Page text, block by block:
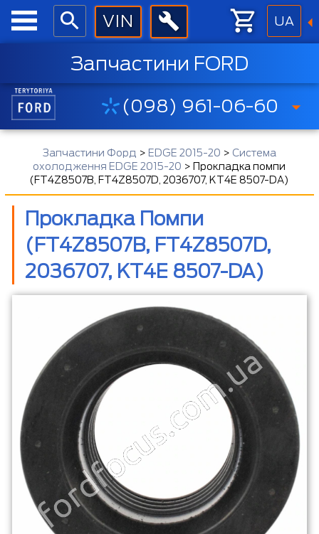
UA
Запчастини FORD
(098) 961-06-60
Запчастини Форд > EDGE 2015-20 > Система
охолодження EDGE 2015-20 > Прокладка помпи
(FT4Z8507B, FT4Z8507D, 2036707, KT4E 8507-DA)
Прокладка Помпи
(FT4Z8507B, FT4Z8507D,
2036707, KT4E 8507-DA)